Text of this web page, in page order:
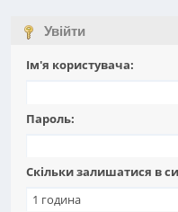
Увійти
Ім'я користувача:
Пароль:
Скільки залишатися в